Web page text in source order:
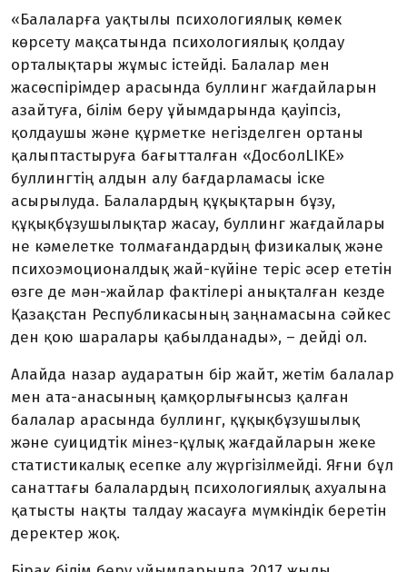
«Балаларға уақтылы психологиялық көмек
көрсету мақсатында психологиялық қолдау
орталықтары жұмыс істейді. Балалар мен
жасөспірімдер арасында буллинг жағдайларын
азайтуға, білім беру ұйым­дарында қауіпсіз,
қолдаушы және құрметке негізделген ортаны
қалыптастыруға бағытталған «ДосболLIKE»
буллингтің алдын алу бағдарламасы іске
асырылуда. Балалардың құқықтарын бұзу,
құқықбұ­зушылықтар жасау, буллинг жағдайлары
не кәмелетке толмағандардың физикалық және
психоэмоционалдық жай-күйіне теріс әсер ететін
өзге де мән-жайлар фак­тілері анықталған кезде
Қазақстан Рес­публикасының заңнамасына сәйкес
ден қою шаралары қабылданады», – дейді ол.
Алайда назар аударатын бір жайт, жетім балалар
мен ата-анасының қамқор­лығынсыз қалған
балалар арасында бул­линг, құқықбұзушылық
және суицидтік мінез-құлық жағдайларын жеке
статис­тикалық есепке алу жүргізілмейді. Яғни бұл
санаттағы балалардың психологиялық ахуалына
қатысты нақты талдау жасауға мүмкіндік беретін
деректер жоқ.